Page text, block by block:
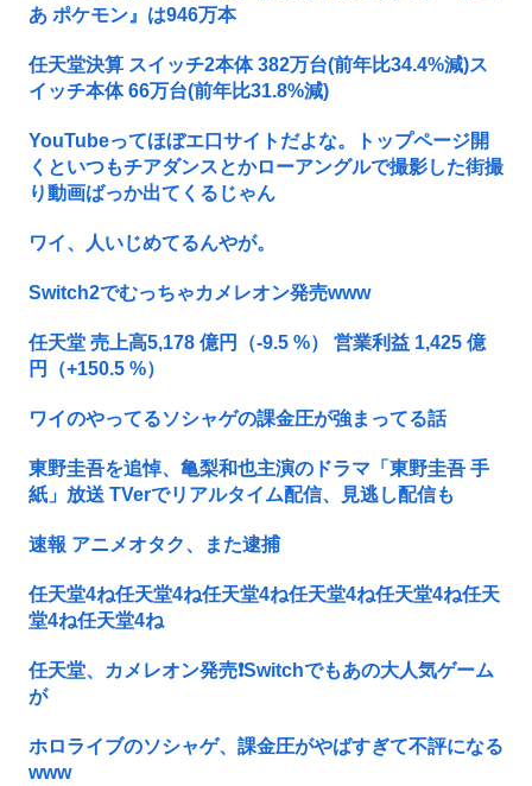
あ ポケモン』は946万本
任天堂決算 スイッチ2本体 382万台(前年比34.4%減)ス
イッチ本体 66万台(前年比31.8%減)
YouTubeってほぼエ口サイトだよな。トップページ開
くといつもチアダンスとかローアングルで撮影した街撮
り動画ばっか出てくるじゃん
ワイ、人いじめてるんやが。
Switch2でむっちゃカメレオン発売www
任天堂 売上高5,178 億円（-9.5 %） 営業利益 1,425 億
円（+150.5 %）
ワイのやってるソシャゲの課金圧が強まってる話
東野圭吾を追悼、亀梨和也主演のドラマ「東野圭吾 手
紙」放送 TVerでリアルタイム配信、見逃し配信も
速報 アニメオタク、また逮捕
任天堂4ね任天堂4ね任天堂4ね任天堂4ね任天堂4ね任天
堂4ね任天堂4ね
任天堂、カメレオン発売❗Switchでもあの大人気ゲーム
が
ホロライブのソシャゲ、課金圧がやばすぎて不評になる
www